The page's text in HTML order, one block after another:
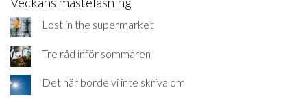
Lost in the supermarket
Tre råd inför sommaren
Det här borde vi inte skriva om